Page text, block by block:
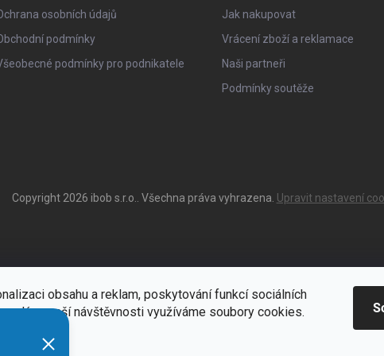
obsahu a reklam, poskytování funkcí sociálních
naší návštěvnosti využíváme soubory cookies.
osobních údajů
podmínky
podmínky pro podnikatele
Jak nakupovat
Vrácení zboží a reklamace
Naši partneři
Podmínky soutěže
Copyright 2026 ibob s.r.o. . Všechna práva vyhrazena. Upravit nastavení